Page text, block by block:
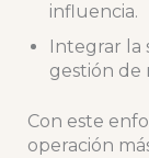
influencia.
Integrar la
gestión de
Con este
operación